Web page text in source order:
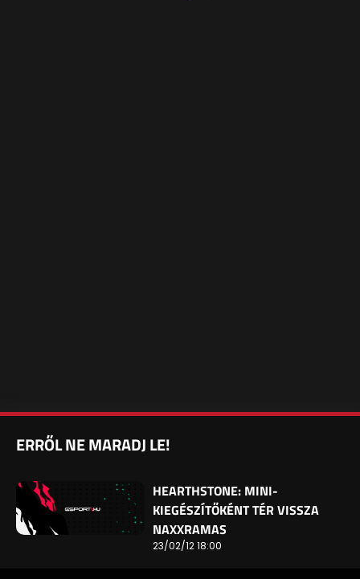
ERRŐL NE MARADJ LE!
HEARTHSTONE: MINI-
KIEGÉSZÍTŐKÉNT TÉR VISSZA
NAXXRAMAS
23/02/12 18:00